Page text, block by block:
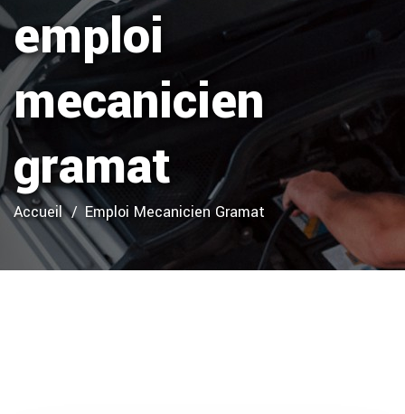
emploi
mecanicien
gramat
Accueil Emploi Mecanicien Gramat